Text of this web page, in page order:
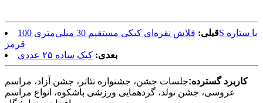
قبلی:
فلاش نقره‌ای کیکی مستقیم 30 میلی‌متری 100S با ستاره
قرمز
بعدی: کیک ساده ۲۵ عددی
کاربرد گسترده:جلسات جشن، جشنواره تئاتر، جشن آزاد، مراسم
عروسی، جشن تولد، گردهمایی ورزشی باشکوه، انواع مراسم